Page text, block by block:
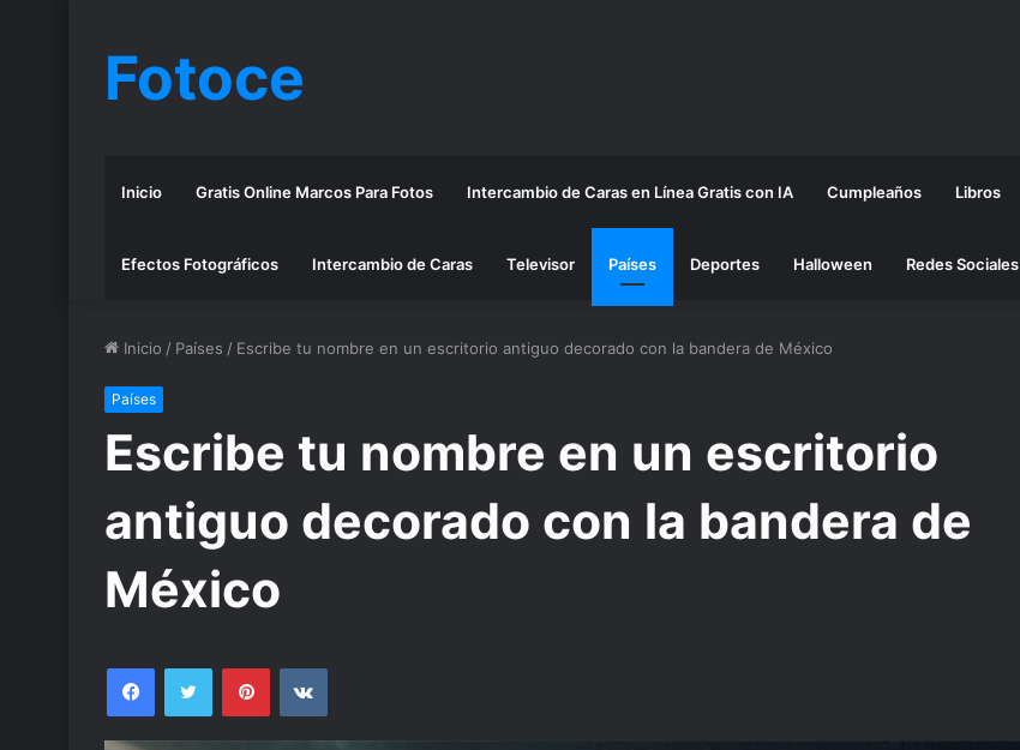
Fotoce
Inicio Gratis Online Marcos Para Fotos Intercambio de Caras en Línea Gratis con IA Cumpleaños Libros
Efectos Fotográficos Intercambio de Caras Televisor Países Deportes Halloween Redes Sociales
Inicio / Países / Escribe tu nombre en un escritorio antiguo decorado con la bandera de México
Países
Escribe tu nombre en un escritorio
antiguo decorado con la bandera de
México
FacebookTwitter PinterestVKontakte